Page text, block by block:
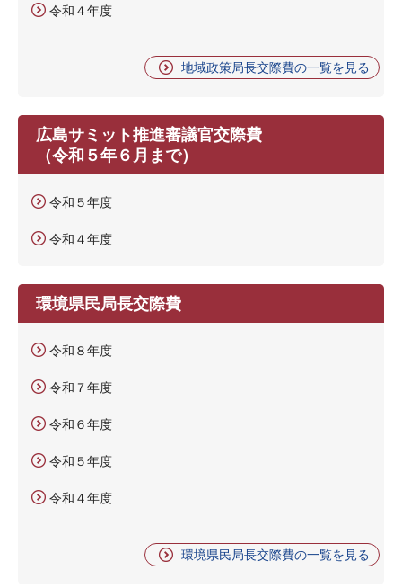
令和４年度
地域政策局長交際費の一覧を見る
広島サミット推進審議官交際費
（令和５年６月まで）
令和５年度
令和４年度
環境県民局長交際費
令和８年度
令和７年度
令和６年度
令和５年度
令和４年度
環境県民局長交際費の一覧を見る